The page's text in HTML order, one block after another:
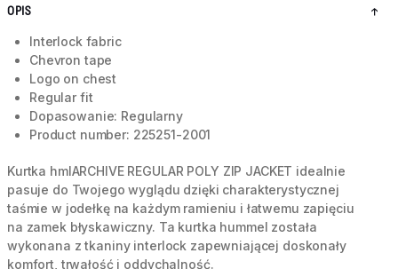
OPIS
Interlock fabric
Chevron tape
Logo on chest
Regular fit
Dopasowanie: Regularny
Product number: 225251-2001
Kurtka hmlARCHIVE REGULAR POLY ZIP JACKET idealnie
pasuje do Twojego wyglądu dzięki charakterystycznej
taśmie w jodełkę na każdym ramieniu i łatwemu zapięciu
na zamek błyskawiczny. Ta kurtka hummel została
wykonana z tkaniny interlock zapewniającej doskonały
komfort, trwałość i oddychalność.